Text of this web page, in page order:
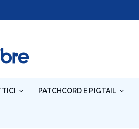
PATCHCORD E PIGTAIL